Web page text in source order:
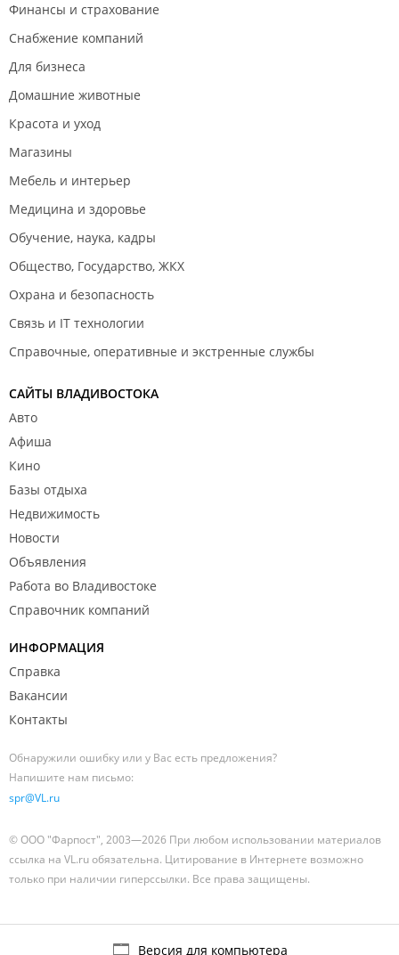
Финансы и страхование
Снабжение компаний
Для бизнеса
Домашние животные
Красота и уход
Магазины
Мебель и интерьер
Медицина и здоровье
Обучение, наука, кадры
Общество, Государство, ЖКХ
Охрана и безопасность
Связь и IT технологии
Справочные, оперативные и экстренные службы
САЙТЫ ВЛАДИВОСТОКА
Авто
Афиша
Кино
Базы отдыха
Недвижимость
Новости
Объявления
Работа во Владивостоке
Справочник компаний
ИНФОРМАЦИЯ
Справка
Вакансии
Контакты
Обнаружили ошибку или у Вас есть предложения?
Напишите нам письмо:
spr@VL.ru
© ООО "Фарпост", 2003—2026 При любом использовании материалов
ссылка на VL.ru обязательна. Цитирование в Интернете возможно
только при наличии гиперссылки. Все права защищены.
Версия для компьютера